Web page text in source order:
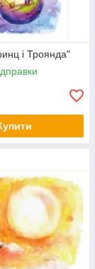
і Троянда"